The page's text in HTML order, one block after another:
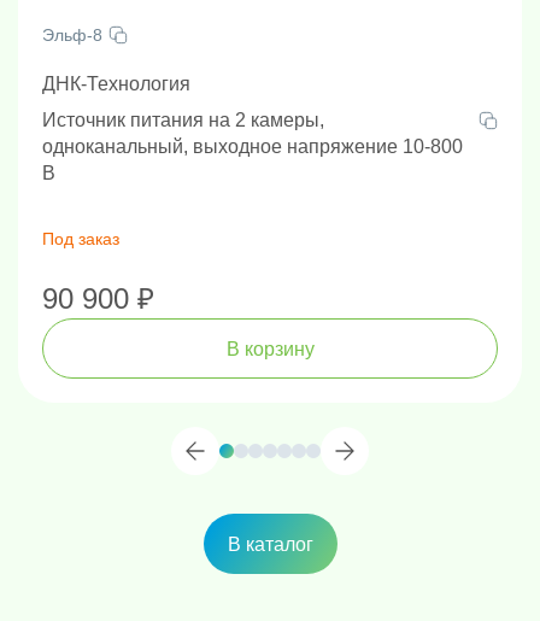
Эльф-8
ДНК-Технология
Источник питания на 2 камеры,
одноканальный, выходное напряжение 10-800
В
Под заказ
90 900 ₽
В корзину
В каталог